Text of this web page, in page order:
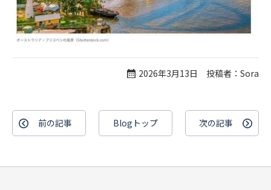
2026年3月13日 投稿者：Sora
前の記事 Blogトップ 次の記事